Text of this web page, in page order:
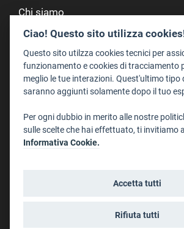
Chi siamo
Redazione
Staff
Format - Centro Audiovisivi
Trentino Film Commission
Dove Siamo
Struttura di riferimento
Ciao! Questo sito utilizza
Questo sito utilzza cookies tecnici per
funzionamento e cookies di tracciamento
meglio le tue interazioni. Quest'ultimo tipo
saranno aggiunti solamente dopo il tuo
Per ogni dubbio in merito alle nostre
sulle scelte che hai effettuato, ti invitiamo
Informativa Cookie.
Accetta tutti
Rifiuta tutti